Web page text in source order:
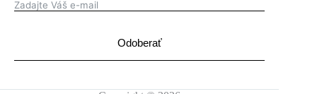
Odoberať